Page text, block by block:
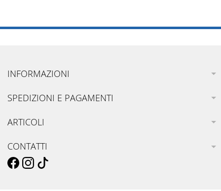
INFORMAZIONI
SPEDIZIONI E PAGAMENTI
ARTICOLI
CONTATTI